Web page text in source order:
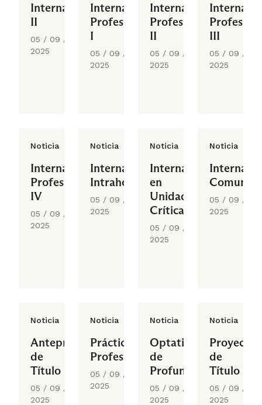
Internado
II
05 / 09 /
2025
Internado
Profesional
I
05 / 09 /
2025
Internado
Profesional
II
05 / 09 /
2025
Internado
III
05 / 09 /
2025
Noticia
Internado
Profesional
IV
05 / 09 /
2025
Noticia
Internado
Intrahospitalario
05 / 09 /
2025
Noticia
Internado
en
Unidades
Críticas
y de
Urgencias
05 / 09 /
2025
Noticia
Internado
05 / 09 /
2025
Noticia
Anteproyecto
de
Título
05 / 09 /
2025
Noticia
Práctica
Profesional
05 / 09 /
2025
Noticia
Optativo
de
Profundización
05 / 09 /
2025
Noticia
Proyecto
de
Título
05 / 09 /
2025